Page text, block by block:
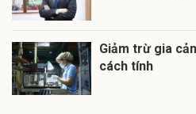
Giảm trừ gia
cách tính